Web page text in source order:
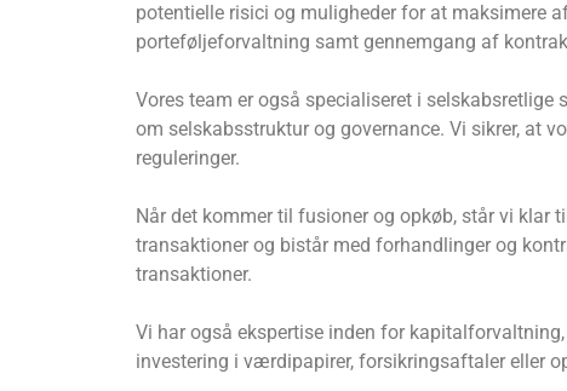
potentielle risici og muligheder for at maksimere
porteføljeforvaltning samt gennemgang af
Vores team er også specialiseret i
om selskabsstruktur og governance. Vi sikrer, at
reguleringer.
Når det kommer til fusioner og opkøb, står vi klar
transaktioner og bistår med forhandlinger og
transaktioner.
Vi har også ekspertise inden for
investering i værdipapirer, forsikringsaftaler eller